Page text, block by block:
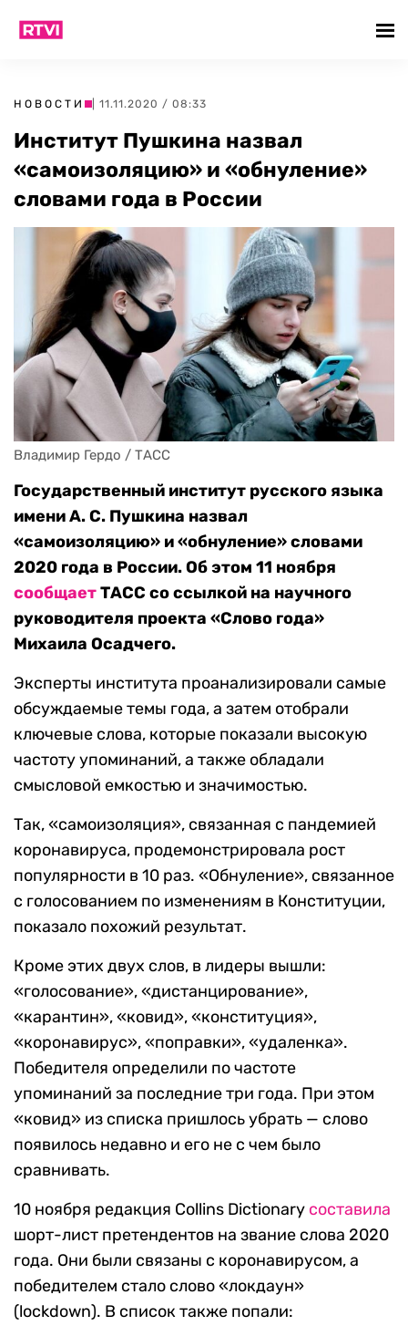
НОВОСТИ | 11.11.2020 / 08:33
Институт Пушкина назвал
«самоизоляцию» и «обнуление»
словами года в России
Владимир Гердо / ТАСС
Государственный институт русского языка
имени А. С. Пушкина назвал
«самоизоляцию» и «обнуление» словами
2020 года в России. Об этом 11 ноября
сообщаетТАСС со ссылкой на научного
руководителя проекта «Слово года»
Михаила Осадчего.
Эксперты института проанализировали самые
обсуждаемые темы года, а затем отобрали
ключевые слова, которые показали высокую
частоту упоминаний, а также обладали
смысловой емкостью и значимостью.
Так, «самоизоляция», связанная с пандемией
коронавируса, продемонстрировала рост
популярности в 10 раз. «Обнуление», связанное
с голосованием по изменениям в Конституции,
показало похожий результат.
Кроме этих двух слов, в лидеры вышли:
«голосование», «дистанцирование»,
«карантин», «ковид», «конституция»,
«коронавирус», «поправки», «удаленка».
Победителя определили по частоте
упоминаний за последние три года. При этом
«ковид» из списка пришлось убрать — слово
появилось недавно и его не с чем было
сравнивать.
10 ноября редакция Collins Dictionary составила
шорт-лист претендентов на звание слова 2020
года. Они были связаны с коронавирусом, а
победителем стало слово «локдаун»
(lockdown). В список также попали: